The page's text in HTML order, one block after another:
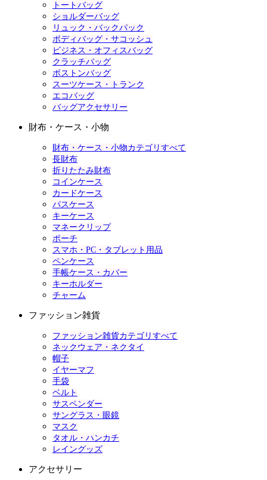
トートバッグ
ショルダーバッグ
リュック・バックパック
ボディバッグ・サコッシュ
ビジネス・オフィスバッグ
クラッチバッグ
ボストンバッグ
スーツケース・トランク
エコバッグ
バッグアクセサリー
財布・ケース・小物
財布・ケース・小物カテゴリすべて
長財布
折りたたみ財布
コインケース
カードケース
パスケース
キーケース
マネークリップ
ポーチ
スマホ・PC・タブレット用品
ペンケース
手帳ケース・カバー
キーホルダー
チャーム
ファッション雑貨
ファッション雑貨カテゴリすべて
ネックウェア・ネクタイ
帽子
イヤーマフ
手袋
ベルト
サスペンダー
サングラス・眼鏡
マスク
タオル・ハンカチ
レイングッズ
アクセサリー